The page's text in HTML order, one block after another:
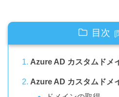
目次
Azure AD カスタムドメ
Azure AD カスタムドメ